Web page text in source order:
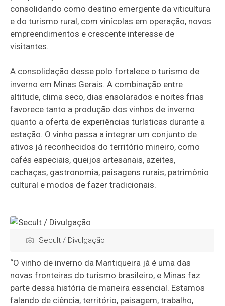
consolidando como destino emergente da viticultura
e do turismo rural, com vinícolas em operação, novos
empreendimentos e crescente interesse de
visitantes.
A consolidação desse polo fortalece o turismo de
inverno em Minas Gerais. A combinação entre
altitude, clima seco, dias ensolarados e noites frias
favorece tanto a produção dos vinhos de inverno
quanto a oferta de experiências turísticas durante a
estação. O vinho passa a integrar um conjunto de
ativos já reconhecidos do território mineiro, como
cafés especiais, queijos artesanais, azeites,
cachaças, gastronomia, paisagens rurais, patrimônio
cultural e modos de fazer tradicionais.
Secult / Divulgação
“O vinho de inverno da Mantiqueira já é uma das
novas fronteiras do turismo brasileiro, e Minas faz
parte dessa história de maneira essencial. Estamos
falando de ciência, território, paisagem, trabalho,